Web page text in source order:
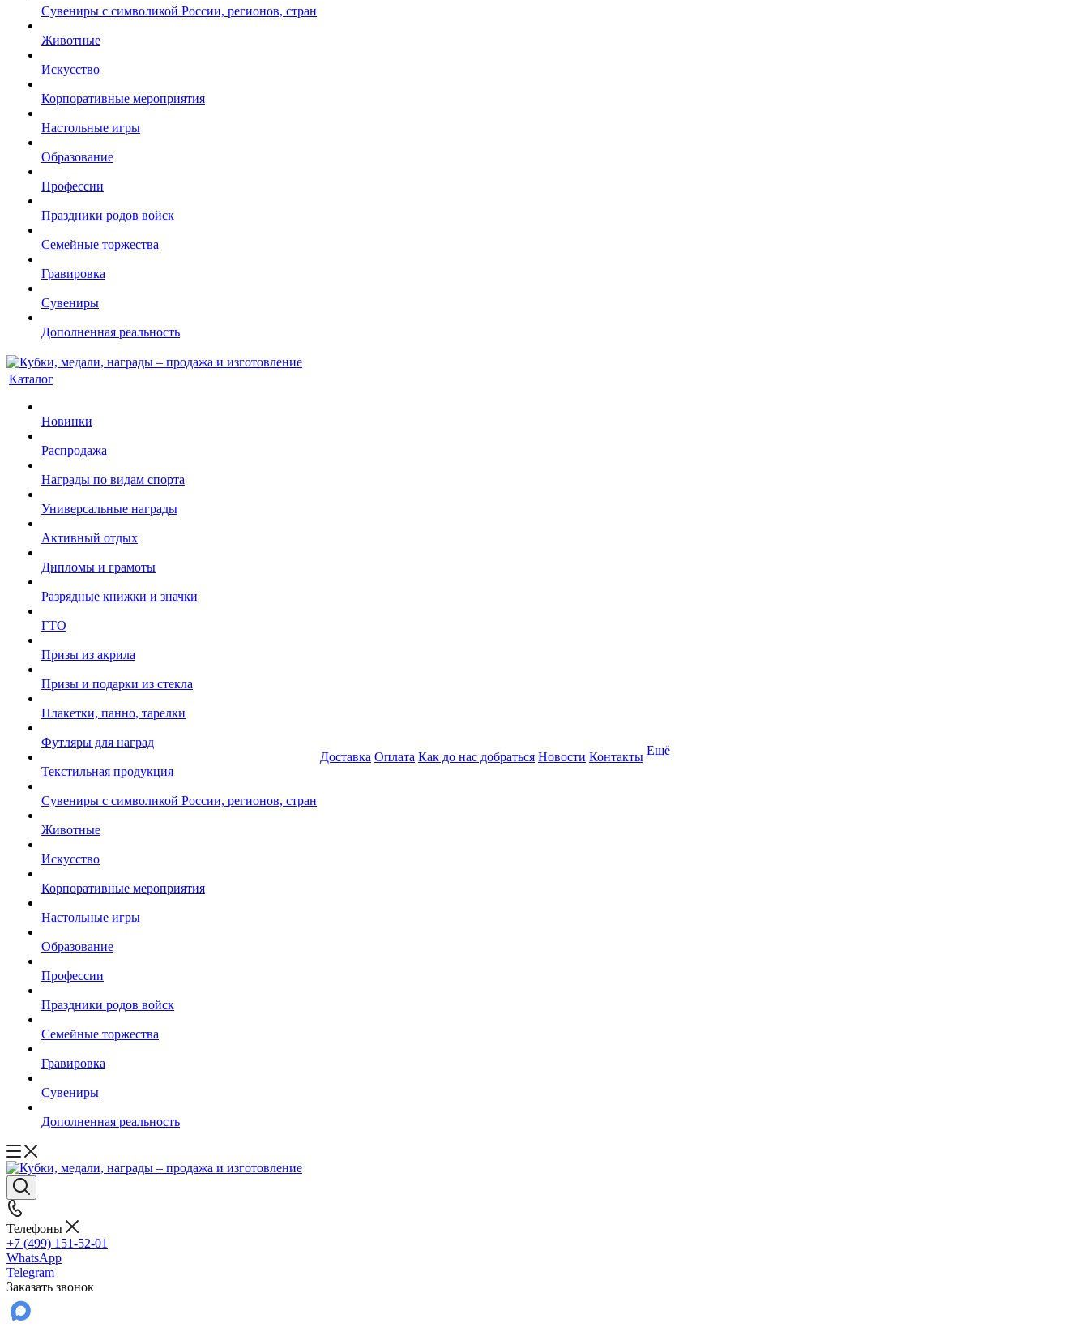
Сувениры с символикой России, регионов, стран
Животные
Искусство
Корпоративные мероприятия
Настольные игры
Образование
Профессии
Праздники родов войск
Семейные торжества
Гравировка
Сувениры
Дополненная реальность
Каталог
Новинки
Распродажа
Награды по видам спорта
Универсальные награды
Активный отдых
Дипломы и грамоты
Разрядные книжки и значки
ГТО
Призы из акрила
Призы и подарки из стекла
Плакетки, панно, тарелки
Футляры для наград
Текстильная продукция
Сувениры с символикой России, регионов, стран
Животные
Искусство
Корпоративные мероприятия
Настольные игры
Образование
Профессии
Праздники родов войск
Семейные торжества
Гравировка
Сувениры
Дополненная реальность
Доставка Оплата Как до нас добраться Новости Контакты Ещё
Телефоны
+7 (499) 151-52-01
WhatsApp
Telegram
Заказать звонок